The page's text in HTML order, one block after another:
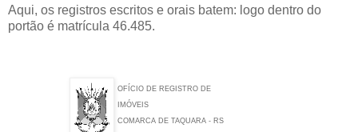
Aqui, os registros escritos e orais batem: logo dentro do
portão é matrícula 46.485.
OFÍCIO DE REGISTRO DE
IMÓVEIS
COMARCA DE TAQUARA - RS